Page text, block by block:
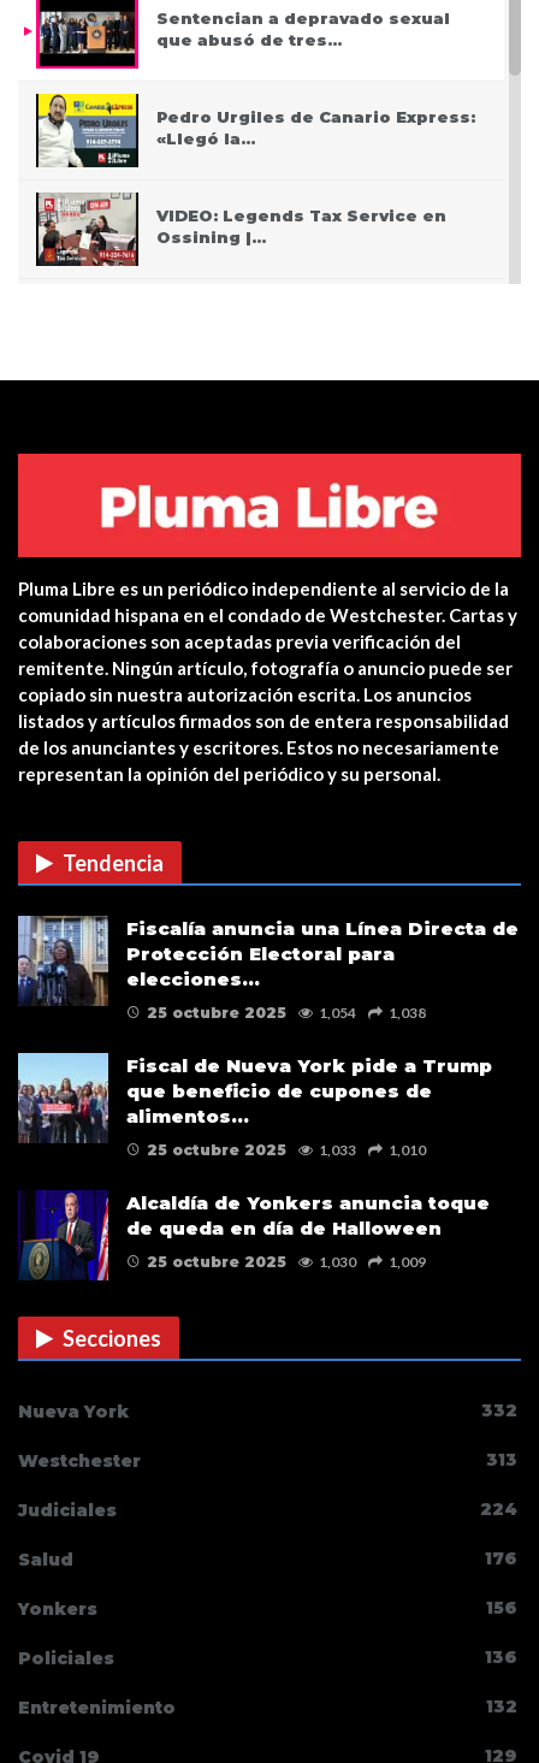
Sentencian a depravado sexual
que abusó de tres…
Pedro Urgiles de Canario Express:
«Llegó la…
VIDEO: Legends Tax Service en
Ossining |…
Centro de salud de Ossining
integra una…
Yonkers PD Commissioner
encourages Hispanic…
cuidado a quién…
de su campaña…
Pluma Libre es un periódico independiente al servicio de la
comunidad hispana en el condado de Westchester. Cartas y
colaboraciones son aceptadas previa verificación del
remitente. Ningún artículo, fotografía o anuncio puede ser
copiado sin nuestra autorización escrita. Los anuncios
listados y artículos firmados son de entera responsabilidad
de los anunciantes y escritores. Estos no necesariamente
representan la opinión del periódico y su personal.
Tendencia
Fiscalía anuncia una Línea Directa de
Protección Electoral para
elecciones…
25 octubre 2025 1,054 1,038
Fiscal de Nueva York pide a Trump
que beneficio de cupones de
alimentos…
25 octubre 2025 1,033 1,010
Alcaldía de Yonkers anuncia toque
de queda en día de Halloween
25 octubre 2025 1,030 1,009
Secciones
Nueva York 332
Westchester 313
Judiciales 224
Salud 176
Yonkers 156
Policiales 136
Entretenimiento 132
Covid 19 129